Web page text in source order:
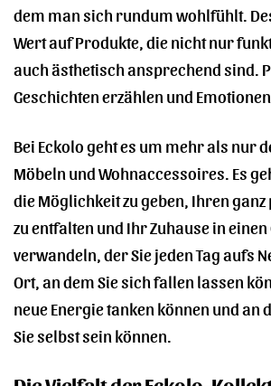
dem man sich rundum wohlfühlt.
Wert auf Produkte, die nicht nur
auch ästhetisch ansprechend sind.
Geschichten erzählen und
Bei Eckolo geht es um mehr als nur
Möbeln und Wohnaccessoires. Es
die Möglichkeit zu geben, Ihren
zu entfalten und Ihr Zuhause in einen
verwandeln, der Sie jeden Tag aufs
Ort, an dem Sie sich fallen lassen
neue Energie tanken können und an
Sie selbst sein können.